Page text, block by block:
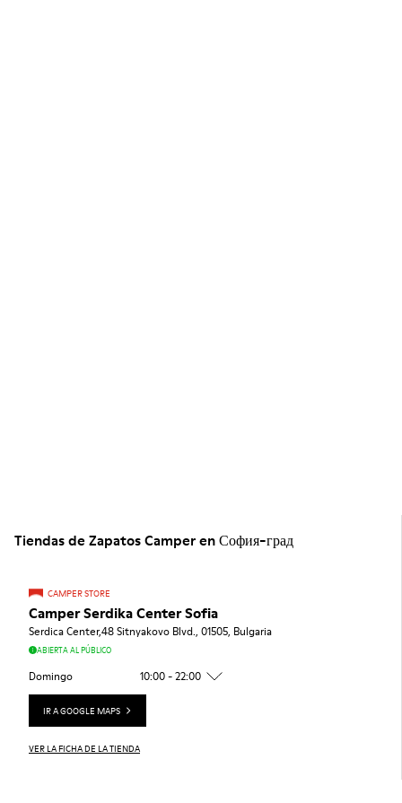
Tiendas de Zapatos Camper en София-град
CAMPER STORE
Camper Serdika Center Sofia
Serdica Center,48 Sitnyakovo Blvd., 01505, Bulgaria
ABIERTA AL PÚBLICO
Domingo 10:00 - 22:00
IR A GOOGLE MAPS
VER LA FICHA DE LA TIENDA